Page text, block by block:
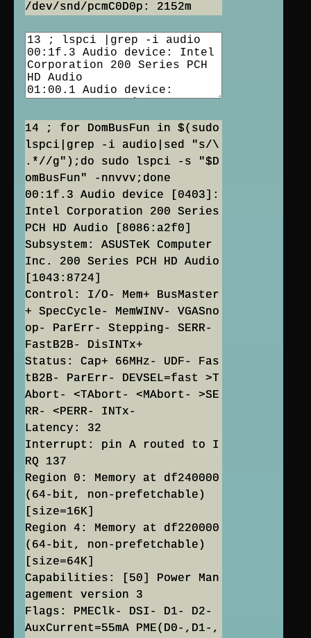
14 ; for DomBusFun in $(sudo
lspci|grep -i audio|sed "s/\
.*//g");do sudo lspci -s "$D
omBusFun" -nnvvv;done
00:1f.3 Audio device [0403]:
Intel Corporation 200 Series
PCH HD Audio [8086:a2f0]
Subsystem: ASUSTeK Computer
Inc. 200 Series PCH HD Audio
[1043:8724]
Control: I/O- Mem+ BusMaster
+ SpecCycle- MemWINV- VGASno
op- ParErr- Stepping- SERR-
FastB2B- DisINTx+
Status: Cap+ 66MHz- UDF- Fas
tB2B- ParErr- DEVSEL=fast >T
Abort- <TAbort- <MAbort- >SE
RR- <PERR- INTx-
Latency: 32
Interrupt: pin A routed to I
RQ 137
Region 0: Memory at df240000
(64-bit, non-prefetchable)
[size=16K]
Region 4: Memory at df220000
(64-bit, non-prefetchable)
[size=64K]
Capabilities: [50] Power Man
agement version 3
Flags: PMEClk- DSI- D1- D2-
AuxCurrent=55mA PME(D0-,D1-,